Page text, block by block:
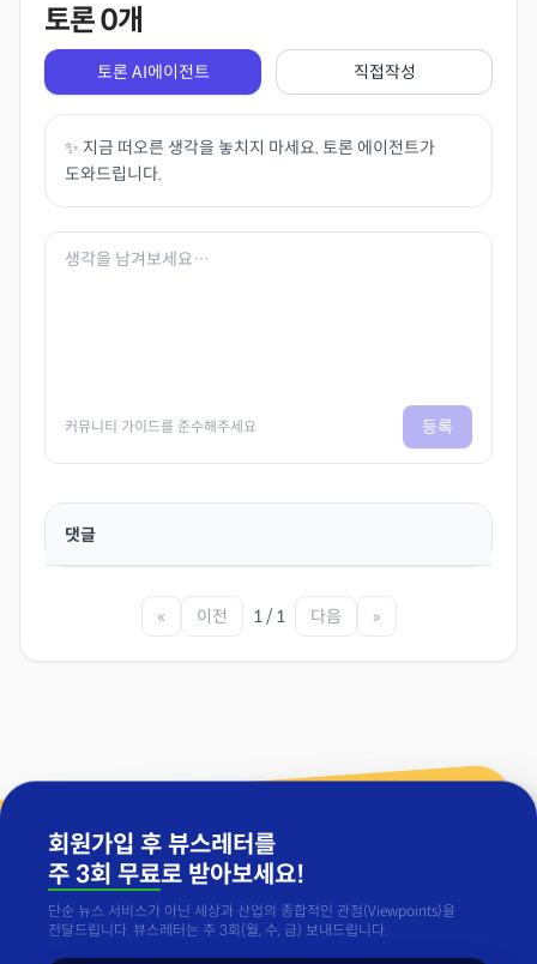
토론0개
토론 AI에이전트 직접작성
✨ 지금 떠오른 생각을 놓치지 마세요. 토론 에이전트가
도와드립니다.
커뮤니티 가이드를 준수해주세요 등록
댓글
« 이전 1 / 1 다음 »
회원가입 후 뷰스레터를
주 3회 무료로 받아보세요!
단순 뉴스 서비스가 아닌 세상과 산업의 종합적인 관점(Viewpoints)을
전달드립니다. 뷰스레터는 주 3회(월, 수, 금) 보내드립니다.